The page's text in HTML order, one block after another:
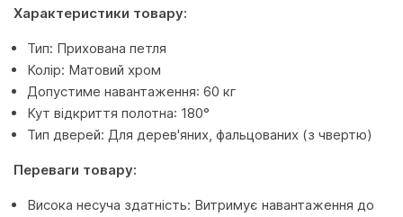
Характеристики товару:
Тип: Прихована петля
Колір: Матовий хром
Допустиме навантаження: 60 кг
Кут відкриття полотна: 180°
Тип дверей: Для дерев'яних, фальцованих (з чвертю)
Переваги товару:
Висока несуча здатність: Витримує навантаження до